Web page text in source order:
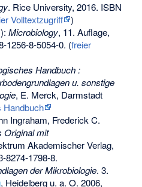
. Rice University, 2016. ISBN
Volltextzugriff
)
Microbiology, 11. Auflage,
1256-8-5054-0. (freier
Handbuch :
u. sonstige
, E. Merck, Darmstadt
Handbuch
Ingraham, Frederick C.
Original mit
Akademischer Verlag,
8274-1798-8.
der Mikrobiologie. 3.
, Heidelberg u. a. O. 2006,